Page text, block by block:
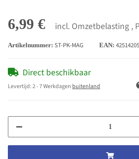
6,99 € incl. Omzetbelasting ,
Artikelnummer: ST-PK-MAG EAN:
Direct beschikbaar
Levertijd:2 - 7 Werkdagen buitenland